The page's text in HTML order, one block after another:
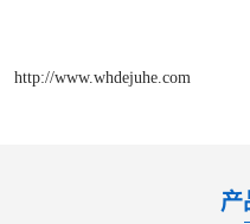
http://www.whdejuhe.com
产